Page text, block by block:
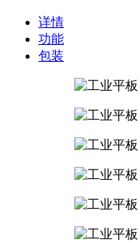
详情
功能
包装